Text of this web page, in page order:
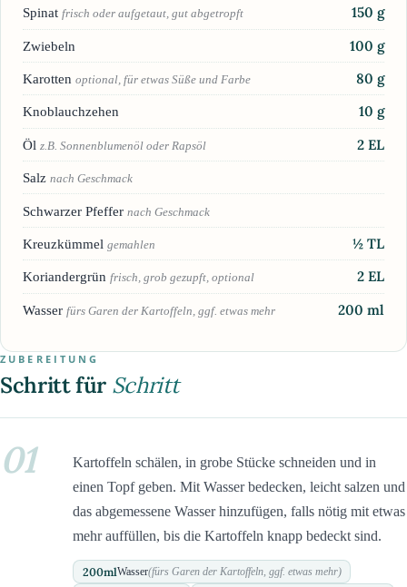
Spinat frisch oder aufgetaut, gut abgetropft 150 g
Zwiebeln 100 g
Karotten optional, für etwas Süße und Farbe 80 g
Knoblauchzehen 10 g
Öl z.B. Sonnenblumenöl oder Rapsöl 2 EL
Salz nach Geschmack
Schwarzer Pfeffer nach Geschmack
Kreuzkümmel gemahlen ½ TL
Koriandergrün frisch, grob gezupft, optional 2 EL
Wasser fürs Garen der Kartoffeln, ggf. etwas mehr 200 ml
ZUBEREITUNG
Schritt für Schritt
01
Kartoffeln schälen, in grobe Stücke schneiden und in
einen Topf geben. Mit Wasser bedecken, leicht salzen und
das abgemessene Wasser hinzufügen, falls nötig mit etwas
mehr auffüllen, bis die Kartoffeln knapp bedeckt sind.
200mlWasser(fürs Garen der Kartoffeln, ggf. etwas mehr)